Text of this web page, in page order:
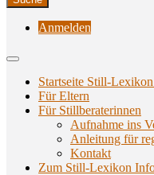
Anmelden
Startseite Still-
Für Eltern
Für Stillberaterinnen
Aufnahme ins
Anlei­tung für
Kon­takt
Zum Still-Lexikon